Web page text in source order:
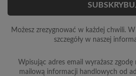
Możesz zrezygnować w każdej chwili.
szczegóły w naszej
Wpisując adres email wyrażasz
mailową informacji handlowych od